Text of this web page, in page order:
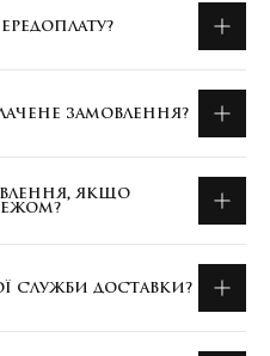
ЗАМОВЛЕННЯ?
ЯКЩО
СЛУЖБИ ДОСТАВКИ?